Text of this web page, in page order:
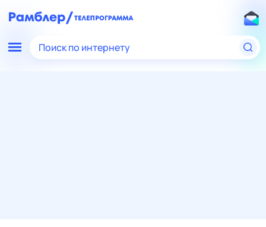
Поиск по интернету